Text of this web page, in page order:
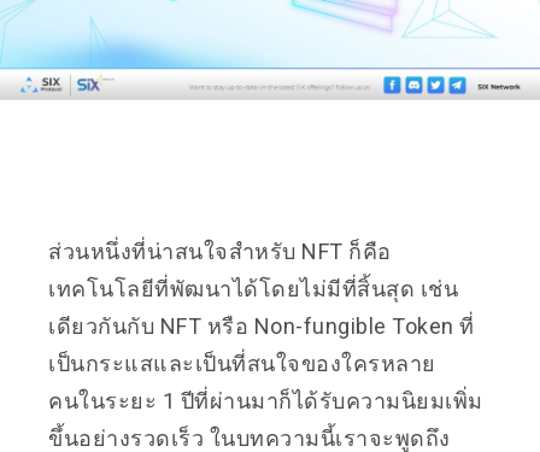
ส่วนหนึ่งที่น่าสนใจสำหรับ NFT ก็คือ
เทคโนโลยีที่พัฒนาได้โดยไม่มีที่สิ้นสุด เช่น
เดียวกันกับ NFT หรือ Non-fungible Token ที่
เป็นกระแสและเป็นที่สนใจของใครหลาย
คนในระยะ 1 ปีที่ผ่านมาก็ได้รับความนิยมเพิ่ม
ขึ้นอย่างรวดเร็ว ในบทความนี้เราจะพูดถึง